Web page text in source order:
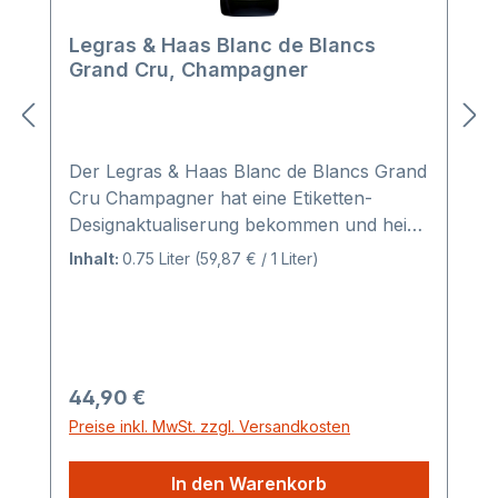
Legras & Haas Blanc de Blancs
Grand Cru, Champagner
Der Legras & Haas Blanc de Blancs Grand
Cru Champagner hat eine Etiketten-
Designaktualiserung bekommen und heißt
nun: Les Visions. Blanc de Blancs Grand
Full-bodies, vary layered and rich, yet
tightly framed, with beautiful fruit and a
hint of croissant at the end. Complex.
Disgorged June 2022. Based on 2018
vintage. Dosage 6,5g/l. Drink now. » Der
Inhalt: 0.75 Liter (59,87 € / 1 Liter)
Regulärer Preis:
44,90 €
Preise inkl. MwSt. zzgl. Versandkosten
In den Warenkorb